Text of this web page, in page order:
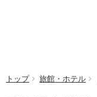
トップ 旅館・ホテル